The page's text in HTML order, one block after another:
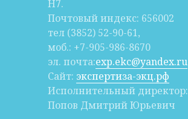
Н7.
Почтовый индекс: 656002
тел (3852) 52-90-61,
моб.: +7-905-986-8670
эл. почта:exp.ekc@yandex.ru
Сайт: экспертиза-экц.рф
Исполнительный директор:
Попов Дмитрий Юрьевич